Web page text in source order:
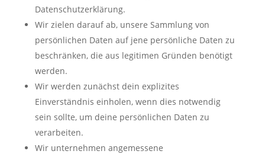
Datenschutzerklärung.
Wir zielen darauf ab, unsere Sammlung von
persönlichen Daten auf jene persönliche Daten zu
beschränken, die aus legitimen Gründen benötigt
werden.
Wir werden zunächst dein explizites
Einverständnis einholen, wenn dies notwendig
sein sollte, um deine persönlichen Daten zu
verarbeiten.
Wir unternehmen angemessene